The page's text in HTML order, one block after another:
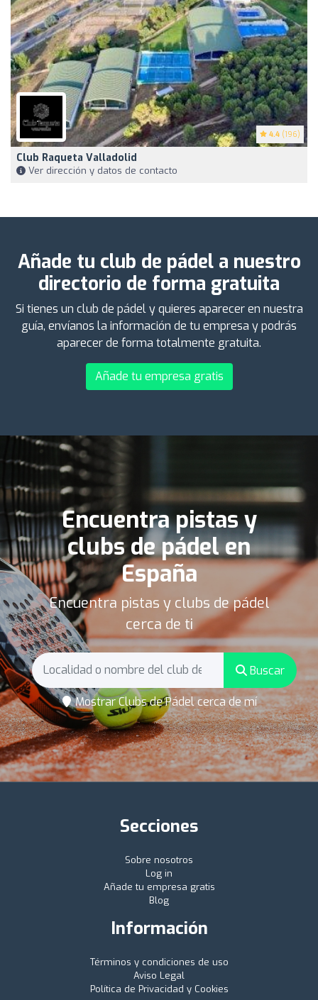
4.4 (196)
Club Raqueta Valladolid
Ver dirección y datos de contacto
Añade tu club de pádel a nuestro
directorio de forma gratuita
Si tienes un club de pádel y quieres aparecer en nuestra
guía, envíanos la información de tu empresa y podrás
aparecer de forma totalmente gratuita.
Añade tu empresa gratis
Encuentra pistas y
clubs de pádel en
España
Encuentra pistas y clubs de pádel
cerca de ti
Buscar
Mostrar Clubs de Pádel cerca de mí
Secciones
Sobre nosotros
Log in
Añade tu empresa gratis
Blog
Información
Términos y condiciones de uso
Aviso Legal
Política de Privacidad y Cookies